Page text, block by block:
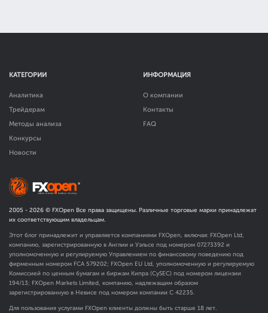
КАТЕГОРИИ
Аналитика
Трейдерам
Методы анализа
Конкурсы
Новости
ИНФОРМАЦИЯ
О компании
Контакты
FAQ
2005 - 2026 © FXOpen Все права защищены. Различные торговые марки принадлежат
их соответствующим владельцам.
Этот блог принадлежит и управляется компаниями FXOpen, включая: FXOpen Ltd,
компанию, зарегистрированную в Англии и Уэльсе под номером 07273392 и
уполномоченную и регулируемую Управлением по финансовому поведению под
фирменным номером FCA 579202; FXOpen EU Ltd, уполномоченную и регулируемую
Комиссией по ценным бумагам и биржам Кипра (CySEC) под номером лицензии
194/13; FXOpen Markets Limited, компанию, надлежащим образом
зарегистрированную в Невисе под номером компании C 42235.
Для пользования услугами FXOpen клиенты должны быть старше 18 лет.